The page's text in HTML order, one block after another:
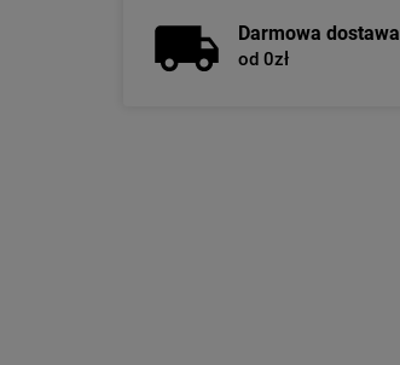
Darmowa dostawa
od 0zł